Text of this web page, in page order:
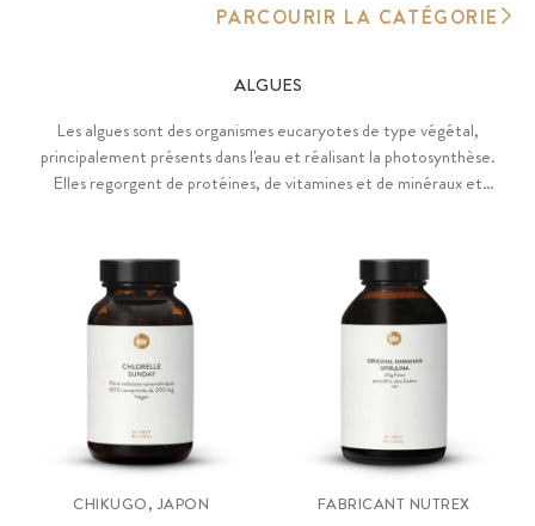
PARCOURIR LA CATÉGORIE
ALGUES
Les algues sont des organismes eucaryotes de type végétal,
principalement présents dans l'eau et réalisant la photosynthèse.
Elles regorgent de protéines, de vitamines et de minéraux et
CHIKUGO, JAPON FABRICANT NUTREX